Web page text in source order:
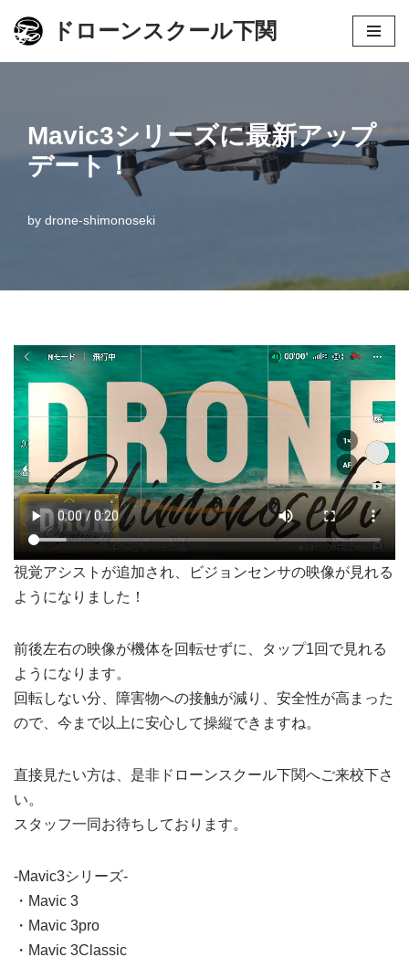
コ
ドローンスクール下関
Mavic3シリーズに最新アップ
デート！
by drone-shimonoseki
視覚アシストが追加され、ビジョンセンサの映像が見れる
ようになりました！
前後左右の映像が機体を回転せずに、タップ1回で見れる
ようになります。
回転しない分、障害物への接触が減り、安全性が高まった
ので、今まで以上に安心して操縦できますね。
直接見たい方は、是非ドローンスクール下関へご来校下さ
い。
スタッフ一同お待ちしております。
-Mavic3シリーズ-
・Mavic 3
・Mavic 3pro
・Mavic 3Classic